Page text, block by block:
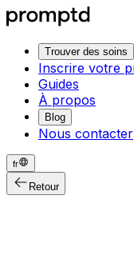
Trouver des soins
Inscrire votre
Guides
À propos
Blog
Nous contacter
fr
Retour